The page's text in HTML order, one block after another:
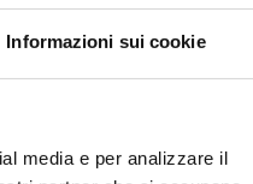
Informazioni sui cookie
media e per analizzare il